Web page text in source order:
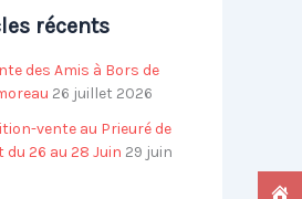
récents
des Amis à Bors de
26 juillet 2026
vente au Prieuré de
du 26 au 28 Juin 29 juin